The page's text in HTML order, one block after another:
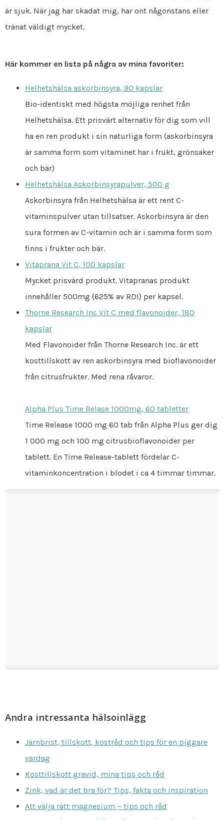
är sjuk. När jag har skadat mig, har ont någonstans eller
tränat väldigt mycket.
Här kommer en lista på några av mina favoriter:
Helhetshälsa askorbinsyra, 90 kapslar
Bio-identiskt med högsta möjliga renhet från
Helhetshälsa. Ett prisvärt alternativ för dig som vill
ha en ren produkt i sin naturliga form (askorbinsyra
är samma form som vitaminet har i frukt, grönsaker
och bär)
Helhetshälsa Askorbinsyrapulver, 500 g
Askorbinsyra från Helhetshälsa är ett rent C-
vitaminspulver utan tillsatser. Askorbinsyra är den
sura formen av C-vitamin och är i samma form som
finns i frukter och bär.
Vitaprana Vit C, 100 kapslar
Mycket prisvärd produkt. Vitapranas produkt
innehåller 500mg (625% av RDI) per kapsel.
Thorne Research Inc Vit C med flavonoider, 180
kapslar
Med Flavonoider från Thorne Research Inc. är ett
kosttillskott av ren askorbinsyra med bioflavonoider
från citrusfrukter. Med rena råvaror.
Alpha Plus Time Relase 1000mg, 60 tabletter
Time Release 1000 mg 60 tab från Alpha Plus ger dig
1 000 mg och 100 mg citrusbioflavonoider per
tablett. En Time Release-tablett fördelar C-
vitaminkoncentration i blodet i ca 4 timmar timmar.
Andra intressanta hälsoinlägg
Järnbrist, tillskott, kostråd och tips för en piggare
vardag
Kosttillskott gravid, mina tips och råd
Zink, vad är det bra för? Tips, fakta och inspiration
Att välja rätt magnesium – tips och råd